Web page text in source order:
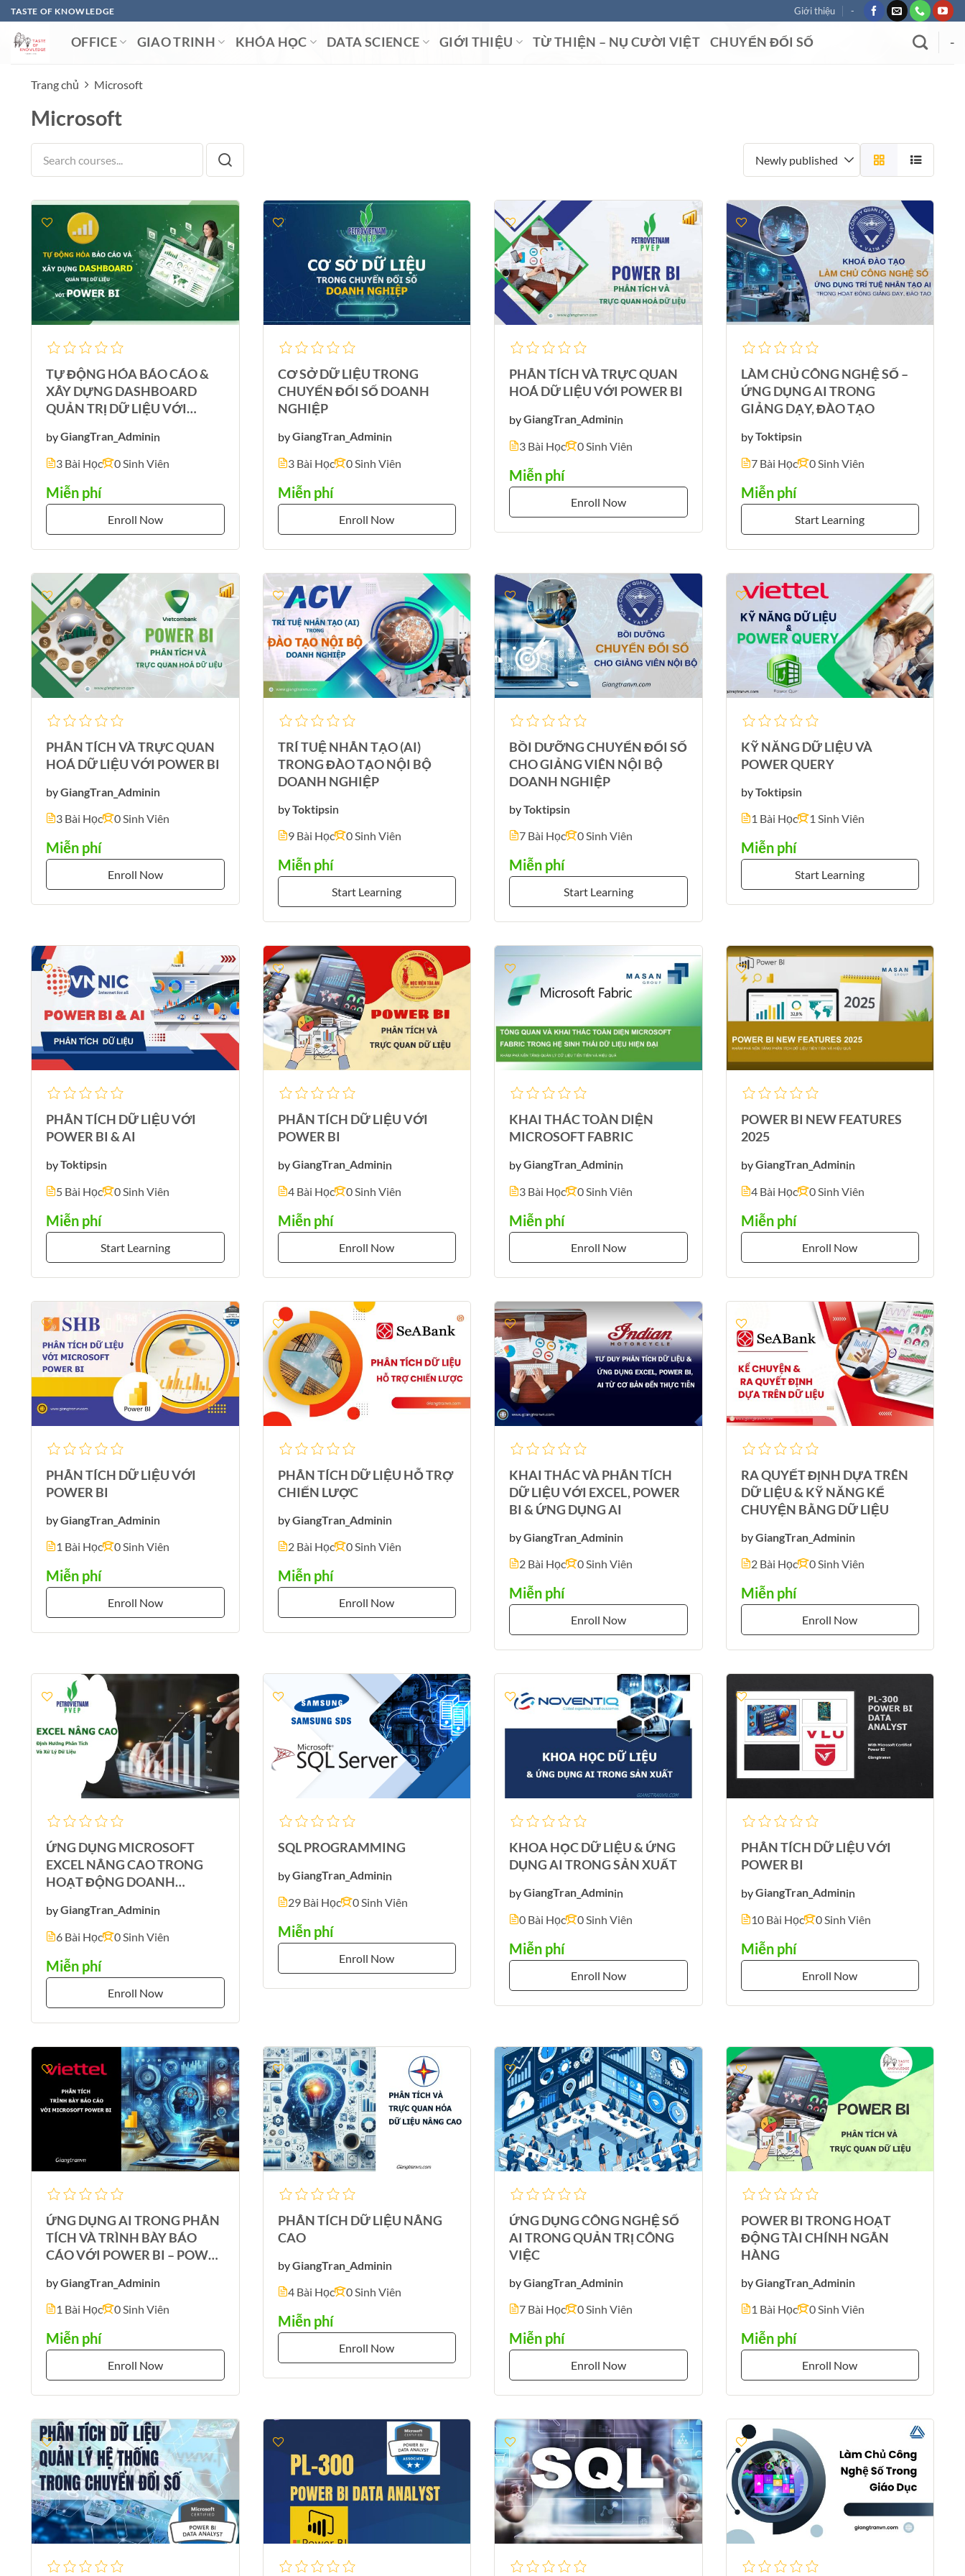
Bỏ
qua
nội
TASTE OF KNOWLEDGE Giới thiệu -
OFFICE GIAO TRINH KHÓA HỌC DATA SCIENCE GIỚI THIỆU TỪ THIỆN – NỤ CƯỜI VIỆT CHUYỂN ĐỔI SỐ -
Trang chủ Microsoft
Microsoft
TỰ ĐỘNG HÓA BÁO CÁO &
XÂY DỰNG DASHBOARD
QUẢN TRỊ DỮ LIỆU VỚI
byGiangTran_Adminin
3 Bài Học
0 Sinh Viên
Miễn phí
Enroll Now
CƠ SỞ DỮ LIỆU TRONG
CHUYỂN ĐỔI SỐ DOANH
NGHIỆP
byGiangTran_Adminin
3 Bài Học
0 Sinh Viên
Miễn phí
Enroll Now
PHÂN TÍCH VÀ TRỰC QUAN
HOÁ DỮ LIỆU VỚI POWER BI
byGiangTran_Adminin
3 Bài Học
0 Sinh Viên
Miễn phí
Enroll Now
LÀM CHỦ CÔNG NGHỆ SỐ –
ỨNG DỤNG AI TRONG
GIẢNG DẠY, ĐÀO TẠO
byToktipsin
7 Bài Học
0 Sinh Viên
Miễn phí
Start Learning
PHÂN TÍCH VÀ TRỰC QUAN
HOÁ DỮ LIỆU VỚI POWER BI
byGiangTran_Adminin
3 Bài Học
0 Sinh Viên
Miễn phí
Enroll Now
TRÍ TUỆ NHÂN TẠO (AI)
TRONG ĐÀO TẠO NỘI BỘ
DOANH NGHIỆP
byToktipsin
9 Bài Học
0 Sinh Viên
Miễn phí
Start Learning
BỒI DƯỠNG CHUYỂN ĐỔI SỐ
CHO GIẢNG VIÊN NỘI BỘ
DOANH NGHIỆP
byToktipsin
7 Bài Học
0 Sinh Viên
Miễn phí
Start Learning
KỸ NĂNG DỮ LIỆU VÀ
POWER QUERY
byToktipsin
1 Bài Học
1 Sinh Viên
Miễn phí
Start Learning
PHÂN TÍCH DỮ LIỆU VỚI
POWER BI & AI
byToktipsin
5 Bài Học
0 Sinh Viên
Miễn phí
Start Learning
PHÂN TÍCH DỮ LIỆU VỚI
POWER BI
byGiangTran_Adminin
4 Bài Học
0 Sinh Viên
Miễn phí
Enroll Now
KHAI THÁC TOÀN DIỆN
MICROSOFT FABRIC
byGiangTran_Adminin
3 Bài Học
0 Sinh Viên
Miễn phí
Enroll Now
POWER BI NEW FEATURES
2025
byGiangTran_Adminin
4 Bài Học
0 Sinh Viên
Miễn phí
Enroll Now
PHÂN TÍCH DỮ LIỆU VỚI
POWER BI
byGiangTran_Adminin
1 Bài Học
0 Sinh Viên
Miễn phí
Enroll Now
PHÂN TÍCH DỮ LIỆU HỖ TRỢ
CHIẾN LƯỢC
byGiangTran_Adminin
2 Bài Học
0 Sinh Viên
Miễn phí
Enroll Now
KHAI THÁC VÀ PHÂN TÍCH
DỮ LIỆU VỚI EXCEL, POWER
BI & ỨNG DỤNG AI
byGiangTran_Adminin
2 Bài Học
0 Sinh Viên
Miễn phí
Enroll Now
RA QUYẾT ĐỊNH DỰA TRÊN
DỮ LIỆU & KỸ NĂNG KỂ
CHUYỆN BẰNG DỮ LIỆU
byGiangTran_Adminin
2 Bài Học
0 Sinh Viên
Miễn phí
Enroll Now
ỨNG DỤNG MICROSOFT
EXCEL NÂNG CAO TRONG
HOẠT ĐỘNG DOANH
byGiangTran_Adminin
6 Bài Học
0 Sinh Viên
Miễn phí
Enroll Now
SQL PROGRAMMING
byGiangTran_Adminin
29 Bài Học
0 Sinh Viên
Miễn phí
Enroll Now
KHOA HỌC DỮ LIỆU & ỨNG
DỤNG AI TRONG SẢN XUẤT
byGiangTran_Adminin
0 Bài Học
0 Sinh Viên
Miễn phí
Enroll Now
PHÂN TÍCH DỮ LIỆU VỚI
POWER BI
byGiangTran_Adminin
10 Bài Học
0 Sinh Viên
Miễn phí
Enroll Now
ỨNG DỤNG AI TRONG PHÂN
TÍCH VÀ TRÌNH BÀY BÁO
CÁO VỚI POWER BI – POWER
byGiangTran_Adminin
1 Bài Học
0 Sinh Viên
Miễn phí
Enroll Now
PHÂN TÍCH DỮ LIỆU NÂNG
CAO
byGiangTran_Adminin
4 Bài Học
0 Sinh Viên
Miễn phí
Enroll Now
ỨNG DỤNG CÔNG NGHỆ SỐ
AI TRONG QUẢN TRỊ CÔNG
VIỆC
byGiangTran_Adminin
7 Bài Học
0 Sinh Viên
Miễn phí
Enroll Now
POWER BI TRONG HOẠT
ĐỘNG TÀI CHÍNH NGÂN
HÀNG
byGiangTran_Adminin
1 Bài Học
0 Sinh Viên
Miễn phí
Enroll Now